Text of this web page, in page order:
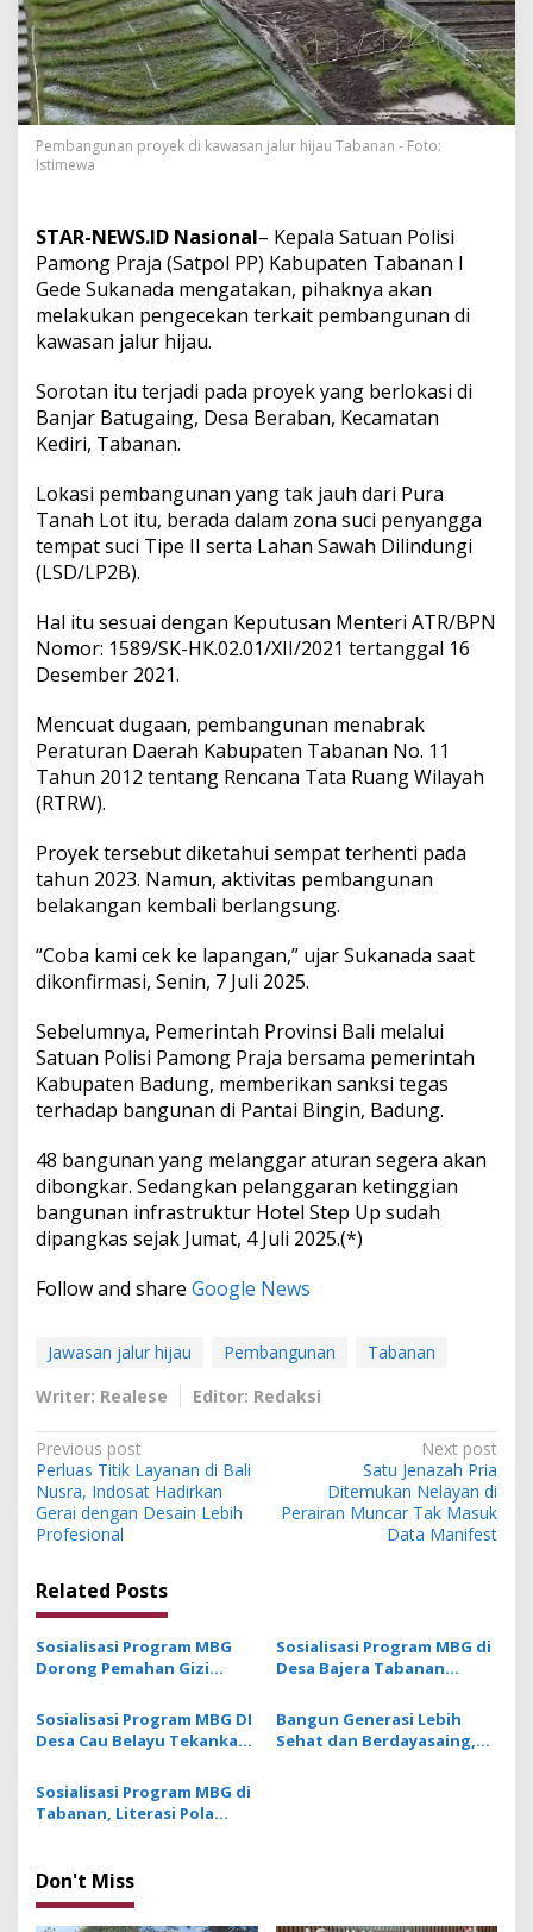
y
e
k
d
i
J
i
j
a
,
K
s
a
l
P
P
a
n
K
a
m
a
n
C
k
Pembangunan proyek di kawasan jalur hijau Tabanan - Foto:
Istimewa
STAR-NEWS.ID Nasional– Kepala Satuan Polisi
Pamong Praja (Satpol PP) Kabupaten Tabanan I
Gede Sukanada mengatakan, pihaknya akan
melakukan pengecekan terkait pembangunan di
kawasan jalur hijau.
Sorotan itu terjadi pada proyek yang berlokasi di
Banjar Batugaing, Desa Beraban, Kecamatan
Kediri, Tabanan.
Lokasi pembangunan yang tak jauh dari Pura
Tanah Lot itu, berada dalam zona suci penyangga
tempat suci Tipe II serta Lahan Sawah Dilindungi
(LSD/LP2B).
Hal itu sesuai dengan Keputusan Menteri ATR/BPN
Nomor: 1589/SK-HK.02.01/XII/2021 tertanggal 16
Desember 2021.
Mencuat dugaan, pembangunan menabrak
Peraturan Daerah Kabupaten Tabanan No. 11
Tahun 2012 tentang Rencana Tata Ruang Wilayah
(RTRW).
Proyek tersebut diketahui sempat terhenti pada
tahun 2023. Namun, aktivitas pembangunan
belakangan kembali berlangsung.
“Coba kami cek ke lapangan,” ujar Sukanada saat
dikonfirmasi, Senin, 7 Juli 2025.
Sebelumnya, Pemerintah Provinsi Bali melalui
Satuan Polisi Pamong Praja bersama pemerintah
Kabupaten Badung, memberikan sanksi tegas
terhadap bangunan di Pantai Bingin, Badung.
48 bangunan yang melanggar aturan segera akan
dibongkar. Sedangkan pelanggaran ketinggian
bangunan infrastruktur Hotel Step Up sudah
dipangkas sejak Jumat, 4 Juli 2025.(*)
Follow and share Google News
Jawasan jalur hijau Pembangunan
Tabanan
Writer: Realese
Editor: Redaksi
P
o
s
t
n
a
v
i
g
a
t
i
n
Previous post
Perluas Titik Layanan di Bali
Nusra, Indosat Hadirkan
Gerai dengan Desain Lebih
Profesional
Next post
Satu Jenazah Pria
Ditemukan Nelayan di
Perairan Muncar Tak Masuk
Data Manifest
Related Posts
Sosialisasi Program MBG
Dorong Pemahan Gizi
Sosialisasi Program MBG di
Desa Bajera Tabanan
Sejak Dini
Sosialisasi Program MBG DI
Desa Cau Belayu Tekankan
Gizi Seimbang
Bangun Generasi Lebih
Sehat dan Berdayasaing,
Sosialisasi Program MBG di
Tabanan, Literasi Pola
Don't Miss